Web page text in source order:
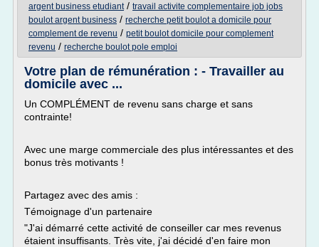
argent business etudiant/ travail activite complementaire job jobs
boulot argent business / recherche petit boulot a domicile pour
complement de revenu / petit boulot domicile pour complement
revenu / recherche boulot pole emploi
Votre plan de rémunération : - Travailler au
domicile avec ...
Un COMPLÉMENT de revenu sans charge et sans
contrainte!
Avec une marge commerciale des plus intéressantes et des
bonus très motivants !
Partagez avec des amis :
Témoignage d'un partenaire
"J'ai démarré cette activité de conseiller car mes revenus
étaient insuffisants. Très vite, j'ai décidé d'en faire mon